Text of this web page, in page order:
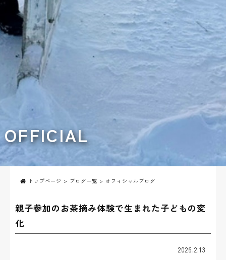
OFFICIAL
トップページ > ブログ一覧 > オフィシャルブログ
親子参加のお茶摘み体験で生まれた子どもの変
化
2026.2.13